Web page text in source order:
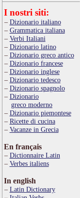
I nostri siti:
Dizionario italiano
Grammatica italiana
Verbi Italiani
Dizionario latino
Dizionario greco antico
Dizionario francese
Dizionario inglese
Dizionario tedesco
Dizionario spagnolo
Dizionario
greco moderno
Dizionario piemontese
Ricette di cucina
Vacanze in Grecia
En français
Dictionnaire Latin
Verbes italiens
In english
Latin Dictionary